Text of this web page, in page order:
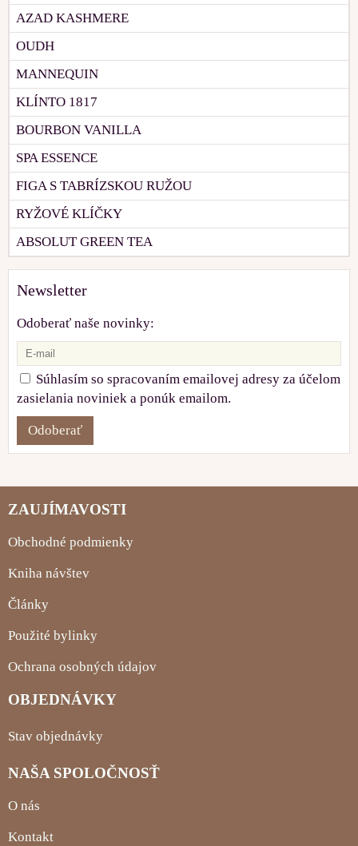
AZAD KASHMERE
OUDH
MANNEQUIN
KLÍNTO 1817
BOURBON VANILLA
SPA ESSENCE
FIGA S TABRÍZSKOU RUŽOU
RYŽOVÉ KLÍČKY
ABSOLUT GREEN TEA
Newsletter
Odoberať naše novinky:
Súhlasím so spracovaním emailovej adresy za účelom
zasielania noviniek a ponúk emailom.
Odoberať
ZAUJÍMAVOSTI
Obchodné podmienky
Kniha návštev
Články
Použité bylinky
Ochrana osobných údajov
OBJEDNÁVKY
Stav objednávky
NAŠA SPOLOČNOSŤ
O nás
Kontakt